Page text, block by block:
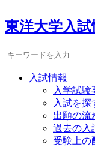
東洋大学入
入試情報
入学試験
入試を探
出願の流
過去の入
受験上の